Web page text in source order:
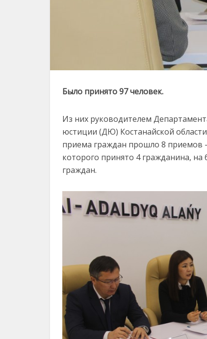
Было принято 97 человек.
Из них руководителем
юстиции (ДЮ) Костанайской
приема граждан прошло 8 приемов
которого принято 4 гражданина, на
граждан.